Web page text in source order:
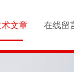
文章 在线留